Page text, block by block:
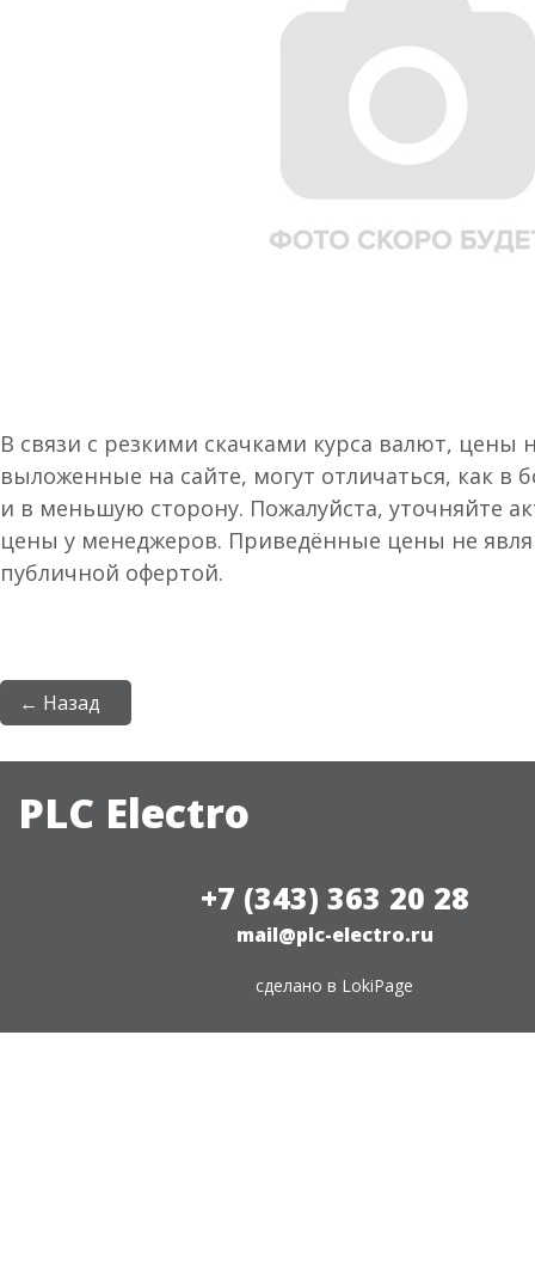
В связи с резкими скачками курса валют, цены
выложенные на сайте, могут отличаться, как в
и в меньшую сторону. Пожалуйста, уточняйте
цены у менеджеров. Приведённые цены не
публичной офертой.
← Назад
PLC Electro
+7 (343) 363 20 28
mail@plc-electro.ru
сделано в LokiPage